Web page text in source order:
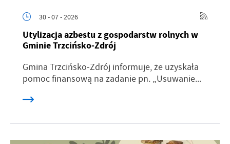
30 - 07 - 2026
Utylizacja azbestu z gospodarstw rolnych w
Gminie Trzcińsko-Zdrój
Gmina Trzcińsko-Zdrój informuje, że uzyskała
pomoc finansową na zadanie pn. „Usuwanie...